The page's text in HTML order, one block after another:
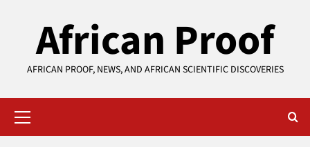
African Proof
AFRICAN PROOF, NEWS, AND AFRICAN SCIENTIFIC DISCOVERIES
Menu